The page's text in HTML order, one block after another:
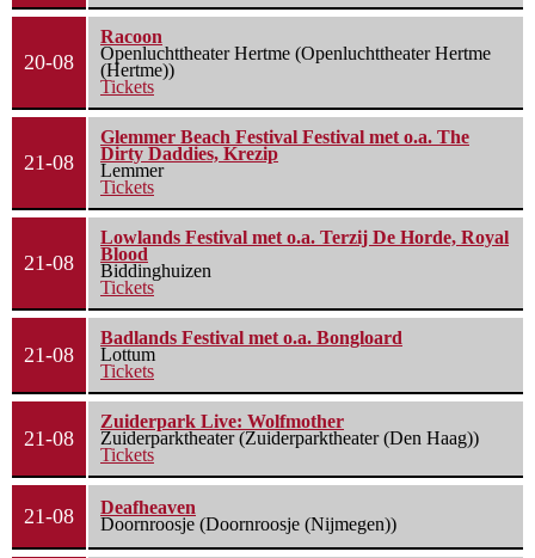
20-08
Racoon
Openluchttheater Hertme (Openluchttheater Hertme
(Hertme))
Tickets
21-08
Glemmer Beach Festival Festival met o.a. The
Dirty Daddies, Krezip
Lemmer
Tickets
21-08
Lowlands Festival met o.a. Terzij De Horde, Royal
Blood
Biddinghuizen
Tickets
21-08
Badlands Festival met o.a. Bongloard
Lottum
Tickets
21-08
Zuiderpark Live: Wolfmother
Zuiderparktheater (Zuiderparktheater (Den Haag))
Tickets
21-08
Deafheaven
Doornroosje (Doornroosje (Nijmegen))